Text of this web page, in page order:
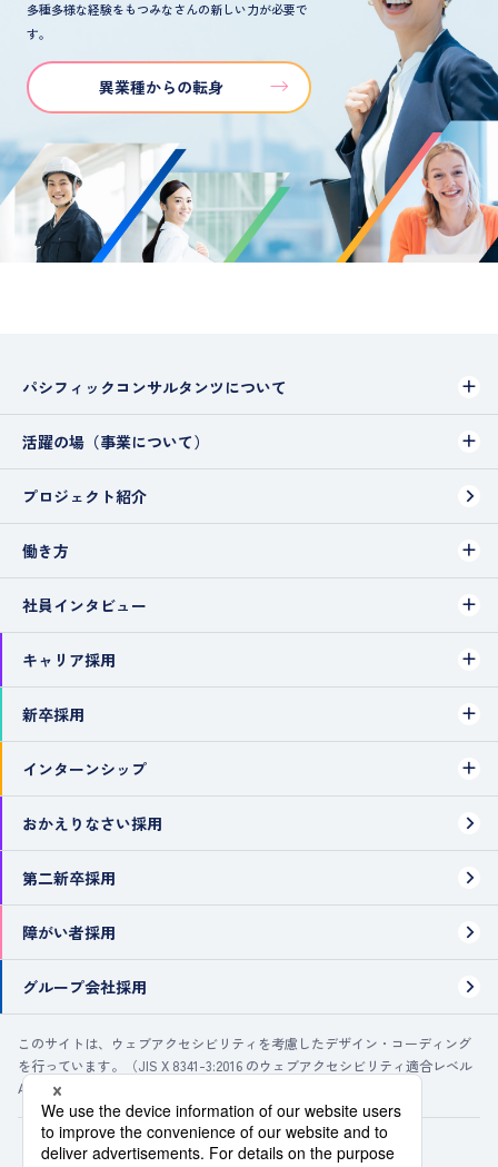
多種多様な経験をもつみなさんの新しい力が必要で
す。
異業種からの転身
パシフィックコンサルタンツについて
活躍の場（事業について）
プロジェクト紹介
働き方
社員インタビュー
キャリア採用
新卒採用
インターンシップ
おかえりなさい採用
第二新卒採用
障がい者採用
グループ会社採用
このサイトは、ウェブアクセシビリティを考慮したデザイン・コーディング
を行っています。（JIS X 8341-3:2016 のウェブアクセシビリティ適合レベル
Aに準拠・レベルAA推奨）
パシフィックコンサルタンツ株式会社